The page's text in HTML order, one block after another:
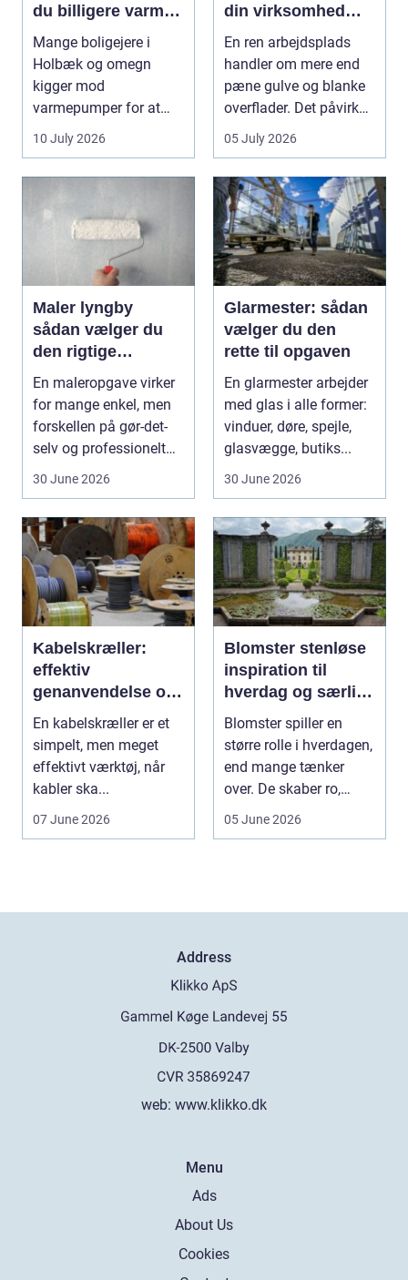
du billigere varme
og bedre indeklima
Mange boligejere i
Holbæk og omegn
kigger mod
varmepumper for at
sænke varmeregningen
og få et sunde...
10 July 2026
din virksomhed
mest værdi for
pengene
En ren arbejdsplads
handler om mere end
pæne gulve og blanke
overflader. Det påvirker
både arbejdsmi...
05 July 2026
Maler lyngby
sådan vælger du
den rigtige
fagmand
En maleropgave virker
for mange enkel, men
forskellen på gør-det-
selv og professionelt
arbejde er of...
30 June 2026
Glarmester: sådan
vælger du den
rette til opgaven
En glarmester arbejder
med glas i alle former:
vinduer, døre, spejle,
glasvægge, butiks...
30 June 2026
Kabelskræller:
effektiv
genanvendelse og
bedre økonomi i
kabelhåndtering
En kabelskræller er et
simpelt, men meget
effektivt værktøj, når
kabler ska...
07 June 2026
Blomster stenløse
inspiration til
hverdag og særlige
øjeblikke
Blomster spiller en
større rolle i hverdagen,
end mange tænker
over. De skaber ro,
glæde og nærvær, ...
05 June 2026
Address
web: www.klikko.dk
Menu
Ads
About Us
Cookies